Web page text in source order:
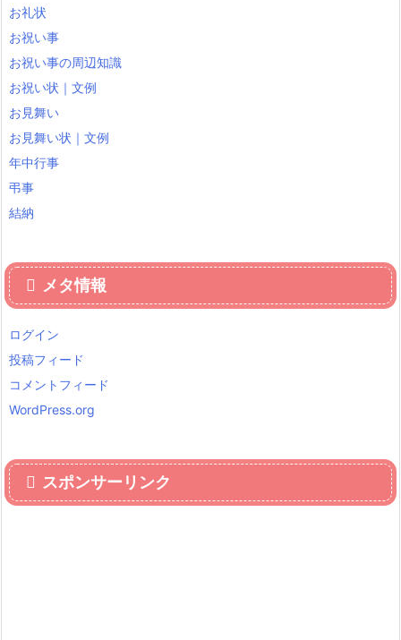
お礼状
お祝い事
お祝い事の周辺知識
お祝い状｜文例
お見舞い
お見舞い状｜文例
年中行事
弔事
結納
メタ情報
ログイン
投稿フィード
コメントフィード
WordPress.org
スポンサーリンク